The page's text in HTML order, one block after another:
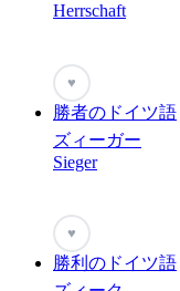
Herrschaft
♥
勝者のドイツ語
ズィーガー
Sieger
♥
勝利のドイツ語